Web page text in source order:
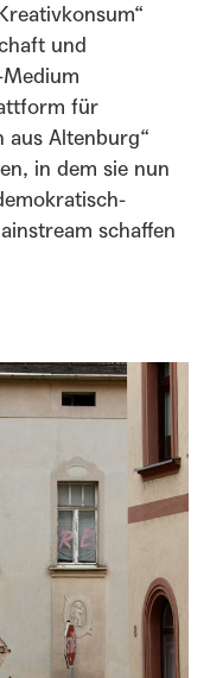
und
für
aus Altenburg“
in dem sie nun
schaffen